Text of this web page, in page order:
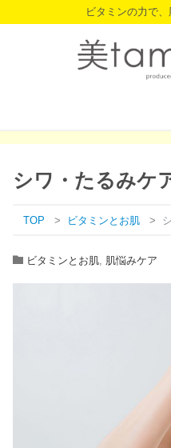
ビタミンの力で
シワ・たるみケ
TOP ビタミンとお肌
ビタミンとお肌, 肌悩みケア